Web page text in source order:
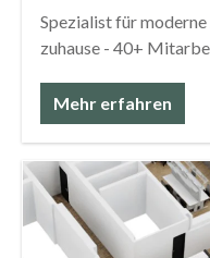
Spezialist für
zuhause - 40+
Mehr erfahren